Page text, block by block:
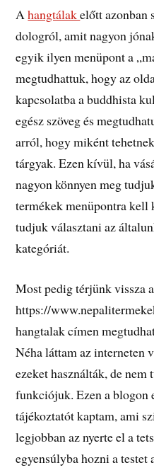
Ahangtálakelőtt azonban
dologról, amit nagyon
egyik ilyen menüpont a
megtudhattuk, hogy az
kapcsolatba a buddhista
egész szöveg és
arról, hogy miként
tárgyak. Ezen kívül, ha
nagyon könnyen meg
termékek menüpontra
tudjuk választani az
kategóriát.
Most pedig térjünk vissza
https://
hangtalak címen
Néha láttam az interneten
ezeket használták, de
funkciójuk. Ezen a blogon
tájékoztatót kaptam, ami
legjobban az nyerte el a
egyensúlyba hozni a testet